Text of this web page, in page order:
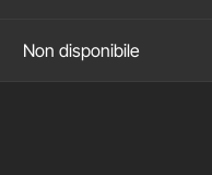
Non disponibile